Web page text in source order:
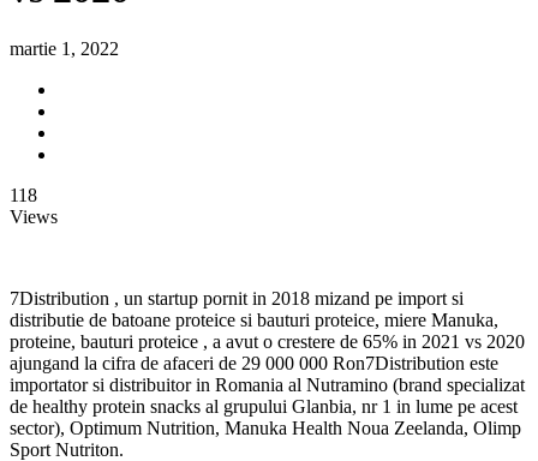
martie 1, 2022
118
Views
7Distribution , un startup pornit in 2018 mizand pe import si
distributie de batoane proteice si bauturi proteice, miere Manuka,
proteine, bauturi proteice , a avut o crestere de 65% in 2021 vs 2020
ajungand la cifra de afaceri de 29 000 000 Ron7Distribution este
importator si distribuitor in Romania al Nutramino (brand specializat
de healthy protein snacks al grupului Glanbia, nr 1 in lume pe acest
sector), Optimum Nutrition, Manuka Health Noua Zeelanda, Olimp
Sport Nutriton.